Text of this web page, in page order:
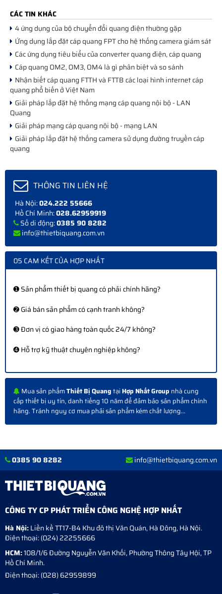
CÁC TIN KHÁC
4 ứng dụng của bộ chuyển đổi quang điện thường gặp
Ứng dụng lắp đặt cáp quang FPT cho hệ thống camera giám sát
Các ứng dụng tiêu biểu của converter quang điện, cáp quang
Cáp quang OM2, OM3, OM4 là gì phân biệt và so sánh
Nhận biết cáp quang FTTH và FTTB các loại hình internet cáp
quang phổ biến ở Việt Nam
Giải pháp lắp đặt hệ thống mạng cáp quang nội bộ - LAN
Quang
Giải pháp mạng cáp quang nội bộ - mạng LAN
Giải pháp lắp đặt hệ thống camera sử dụng đường truyền cáp
quang
THÔNG TIN LIÊN HỆ
Hà Nội:024.222 55666
Hồ Chí Minh:028.62959919
Số di động:0385 90 8282
info@thietbiquang.com.vn
05 CAM KẾT CỦA HỢP NHẤT
➊ Sản phẩm thiết bị quang có phải chính hãng?
➋ Giá bán sản phẩm có cạnh tranh không?
➌ Đơn vị có giao hàng toàn quốc 24/7 không?
➍ Hỗ trợ kỹ thuật chuyên nghiệp không?
Mua sản phẩmThiết Bị QuangtạiHợp Nhất Group nhà cung
cấp thiết bị uy tín, danh tiếng 10 năm để đảm bảo sản phẩm chính
hãng. Tránh nguy cơ mua phải sản phẩm kém chất lượng...
0385 90 8282 info@thietbiquang.com.vn
CÔNG TY CP PHÁT TRIỂN CÔNG NGHỆ HỢP NHẤT
Hà Nội:Liền kề TT17-B4 Khu đô thị Văn Quán,Hà Đông,Hà Nội.
Điện thoại:(024) 22255666
HCM:108/1/6 Đường Nguyễn Văn Khối, Phường Thông Tây Hội, TP
Hồ Chí Minh.
Điện thoại:(028) 62959899